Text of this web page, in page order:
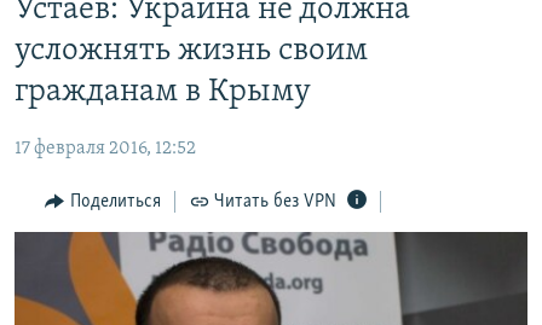
основному
содержанию
Вернутся
главной
навигации
Вернутся
СПЕЦПРОЕКТЫ
11 ЛЕТ ОККУПАЦИИ КРЫМА. 11 ИСТОРИЙ СОПРОТИВЛЕНИЯ
ЕЩЕ
ИНТЕРАКТИВ
ИНФОГРАФИКА
ТЕЛЕПРОЕКТ КРЫМ.РЕАЛИИ
РАДІО СВОБОДА
КАК ОБОЙТИ БЛОКИРОВКУ
Українською
Устаев: Украина не должна
усложнять жизнь своим
гражданам в Крыму
17 февраля 2016, 12:52
Поделиться Читать без VPN